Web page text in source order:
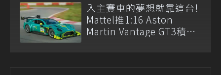
入主賽車的夢想就靠這台!
Mattel推1:16 Aston
Martin Vantage GT3積木